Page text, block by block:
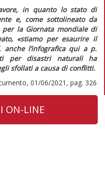
in quanto lo stato di
e, come sottolineato da
per la Giornata mondiale di
«stiamo per esaurire il
l’infografica quia p.
per disastri naturali ha
sfollati a causa di conflitti.
01/06/2021, pag. 326
ON-LINE